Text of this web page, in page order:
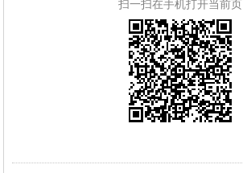
扫一扫在手机打开当前页